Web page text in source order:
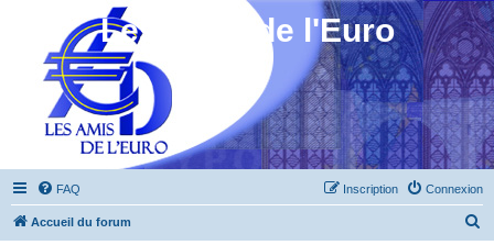
Les Amis de l'Euro
FAQ Connexion
Inscription
Accueil du forum